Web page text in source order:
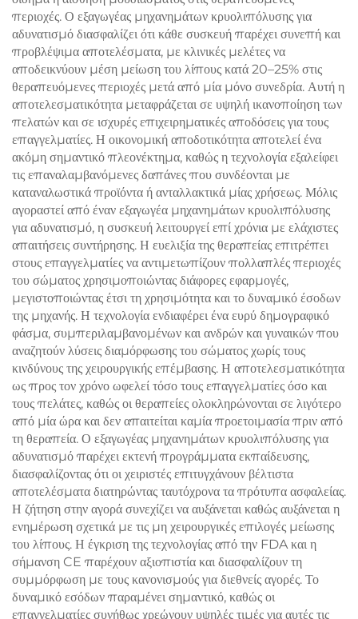
περιοχές. Ο εξαγωγέας μηχανημάτων κρυολιπόλυσης για
αδυνατισμό διασφαλίζει ότι κάθε συσκευή παρέχει συνεπή και
προβλέψιμα αποτελέσματα, με κλινικές μελέτες να
αποδεικνύουν μέση μείωση του λίπους κατά 20–25% στις
θεραπευόμενες περιοχές μετά από μία μόνο συνεδρία. Αυτή η
αποτελεσματικότητα μεταφράζεται σε υψηλή ικανοποίηση των
πελατών και σε ισχυρές επιχειρηματικές αποδόσεις για τους
επαγγελματίες. Η οικονομική αποδοτικότητα αποτελεί ένα
ακόμη σημαντικό πλεονέκτημα, καθώς η τεχνολογία εξαλείφει
τις επαναλαμβανόμενες δαπάνες που συνδέονται με
καταναλωστικά προϊόντα ή ανταλλακτικά μίας χρήσεως. Μόλις
αγοραστεί από έναν εξαγωγέα μηχανημάτων κρυολιπόλυσης
για αδυνατισμό, η συσκευή λειτουργεί επί χρόνια με ελάχιστες
απαιτήσεις συντήρησης. Η ευελιξία της θεραπείας επιτρέπει
στους επαγγελματίες να αντιμετωπίζουν πολλαπλές περιοχές
του σώματος χρησιμοποιώντας διάφορες εφαρμογές,
μεγιστοποιώντας έτσι τη χρησιμότητα και το δυναμικό έσοδων
της μηχανής. Η τεχνολογία ενδιαφέρει ένα ευρύ δημογραφικό
φάσμα, συμπεριλαμβανομένων και ανδρών και γυναικών που
αναζητούν λύσεις διαμόρφωσης του σώματος χωρίς τους
κινδύνους της χειρουργικής επέμβασης. Η αποτελεσματικότητα
ως προς τον χρόνο ωφελεί τόσο τους επαγγελματίες όσο και
τους πελάτες, καθώς οι θεραπείες ολοκληρώνονται σε λιγότερο
από μία ώρα και δεν απαιτείται καμία προετοιμασία πριν από
τη θεραπεία. Ο εξαγωγέας μηχανημάτων κρυολιπόλυσης για
αδυνατισμό παρέχει εκτενή προγράμματα εκπαίδευσης,
διασφαλίζοντας ότι οι χειριστές επιτυγχάνουν βέλτιστα
αποτελέσματα διατηρώντας ταυτόχρονα τα πρότυπα ασφαλείας.
Η ζήτηση στην αγορά συνεχίζει να αυξάνεται καθώς αυξάνεται η
ενημέρωση σχετικά με τις μη χειρουργικές επιλογές μείωσης
του λίπους. Η έγκριση της τεχνολογίας από την FDA και η
σήμανση CE παρέχουν αξιοπιστία και διασφαλίζουν τη
συμμόρφωση με τους κανονισμούς για διεθνείς αγορές. Το
δυναμικό εσόδων παραμένει σημαντικό, καθώς οι
επαγγελματίες συνήθως χρεώνουν υψηλές τιμές για αυτές τις